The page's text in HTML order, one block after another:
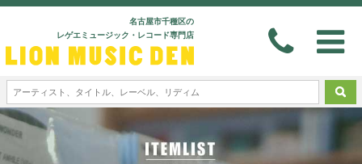
名古屋市千種区の
レゲエミュージック・レコード専門店